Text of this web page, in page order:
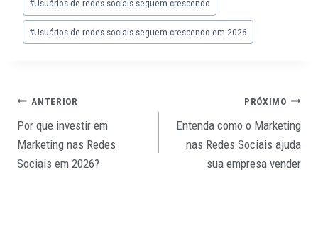
#Usuários de redes sociais seguem crescendo
#Usuários de redes sociais seguem crescendo em 2026
ANTERIOR
Por que investir em
Marketing nas Redes
Sociais em 2026?
PRÓXIMO
Entenda como o Marketing
nas Redes Sociais ajuda
sua empresa vender